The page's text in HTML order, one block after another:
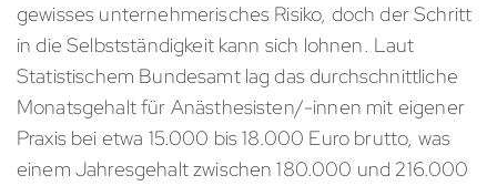
gewisses unternehmerisches Risiko, doch der Schritt
in die Selbstständigkeit kann sich lohnen. Laut
Statistischem Bundesamt lag das durchschnittliche
Monatsgehalt für Anästhesisten/-innen mit eigener
Praxis bei etwa 15.000 bis 18.000 Euro brutto, was
einem Jahresgehalt zwischen 180.000 und 216.000